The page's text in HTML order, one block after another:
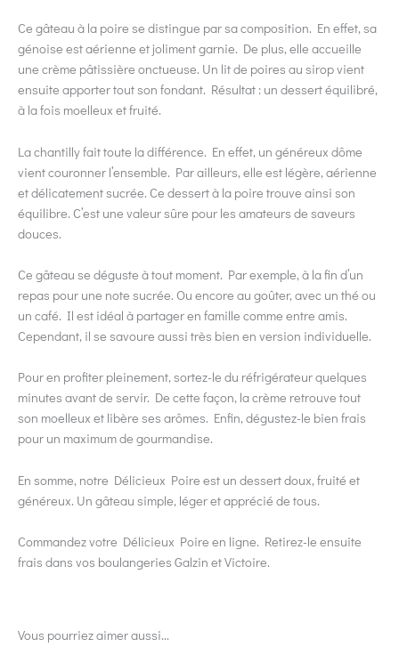
Ce gâteau à la poire se distingue par sa composition. En effet, sa
génoise est aérienne et joliment garnie. De plus, elle accueille
une crème pâtissière onctueuse. Un lit de poires au sirop vient
ensuite apporter tout son fondant. Résultat : un dessert équilibré,
à la fois moelleux et fruité.
La chantilly fait toute la différence. En effet, un généreux dôme
vient couronner l’ensemble. Par ailleurs, elle est légère, aérienne
et délicatement sucrée. Ce dessert à la poire trouve ainsi son
équilibre. C’est une valeur sûre pour les amateurs de saveurs
douces.
Ce gâteau se déguste à tout moment. Par exemple, à la fin d’un
repas pour une note sucrée. Ou encore au goûter, avec un thé ou
un café. Il est idéal à partager en famille comme entre amis.
Cependant, il se savoure aussi très bien en version individuelle.
Pour en profiter pleinement, sortez-le du réfrigérateur quelques
minutes avant de servir. De cette façon, la crème retrouve tout
son moelleux et libère ses arômes. Enfin, dégustez-le bien frais
pour un maximum de gourmandise.
En somme, notre Délicieux Poire est un dessert doux, fruité et
généreux. Un gâteau simple, léger et apprécié de tous.
Commandez votre Délicieux Poire en ligne. Retirez-le ensuite
frais dans vos boulangeries Galzin et Victoire.
Vous pourriez aimer aussi...